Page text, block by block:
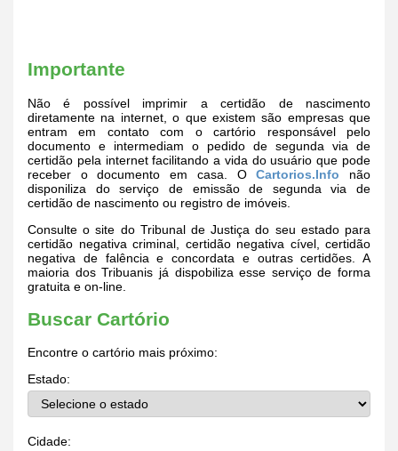
Importante
Não é possível imprimir a certidão de nascimento
diretamente na internet, o que existem são empresas que
entram em contato com o cartório responsável pelo
documento e intermediam o pedido de segunda via de
certidão pela internet facilitando a vida do usuário que pode
receber o documento em casa. OCartorios.Info não
disponiliza do serviço de emissão de segunda via de
certidão de nascimento ou registro de imóveis.
Consulte o site do Tribunal de Justiça do seu estado para
certidão negativa criminal, certidão negativa cível, certidão
negativa de falência e concordata e outras certidões. A
maioria dos Tribuanis já dispobiliza esse serviço de forma
gratuita e on-line.
Buscar Cartório
Encontre o cartório mais próximo:
Estado:
Cidade: